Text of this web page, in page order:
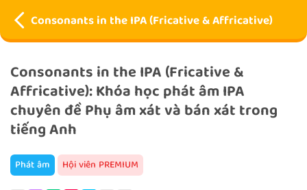
Consonants in the IPA (Fricative & Affricative)
Consonants in the IPA (Fricative &
Affricative): Khóa học phát âm IPA
chuyên đề Phụ âm xát và bán xát trong
tiếng Anh
Phát âm Hội viên PREMIUM